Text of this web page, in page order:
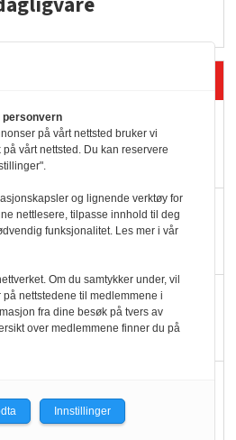
i praksis
flaggskip
videre
opprettholdes
varer, men fulle
personvern
på vårt nettsted bruker vi
vårt nettsted. Du kan reservere
og lignende verktøy for
nettlesere, tilpasse innhold til deg
funksjonalitet. Les mer i vår
Om du samtykker under, vil
nettstedene til medlemmene i
fra dine besøk på tvers av
over medlemmene finner du på
Innstillinger